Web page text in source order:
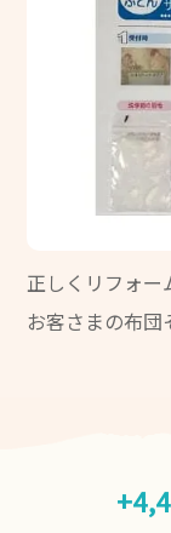
正しくリフォー
お客さまの布団